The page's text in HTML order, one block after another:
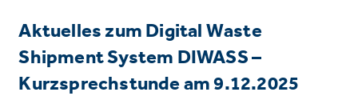
Aktuelles zum Digital Waste
Shipment System DIWASS –
Kurzsprechstunde am 9.12.2025